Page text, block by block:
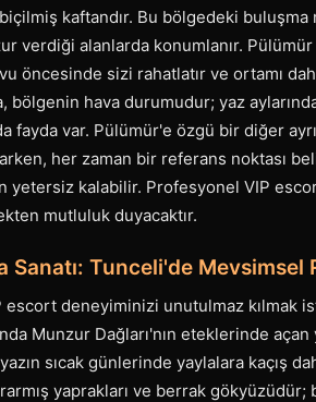
kaftandır. Bu bölgedeki
verdiği alanlarda konumlanır. Pülümür
öncesinde sizi rahatlatır ve ortamı
bölgenin hava durumudur; yaz
fayda var. Pülümür'e özgü bir diğer
her zaman bir referans noktası
yetersiz kalabilir. Profesyonel VIP
mutluluk duyacaktır.
Sanatı: Tunceli'de Mevsimsel
deneyiminizi unutulmaz kılmak
Munzur Dağları'nın eteklerinde
sıcak günlerinde yaylalara kaçış
yaprakları ve berrak